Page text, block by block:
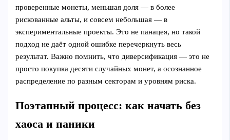
проверенные монеты, меньшая доля — в более
рискованные альты, и совсем небольшая — в
экспериментальные проекты. Это не панацея, но такой
подход не даёт одной ошибке перечеркнуть весь
результат. Важно помнить, что диверсификация — это не
просто покупка десяти случайных монет, а осознанное
распределение по разным секторам и уровням риска.
Поэтапный процесс: как начать без
хаоса и паники